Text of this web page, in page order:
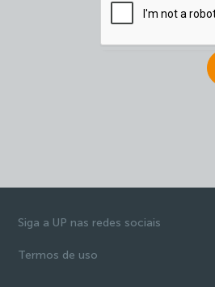
Siga a UP nas redes sociais
Termos de uso